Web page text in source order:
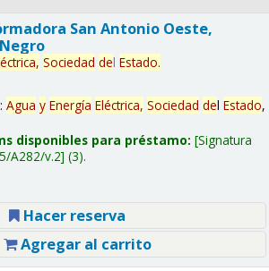
San Antonio Oeste,
Sociedad del Estado.
Agua y Energía Eléctrica, Sociedad del Estado,
disponibles para préstamo: Signatura
A282/v.2 (3).
Hacer reserva
Agregar al carrito